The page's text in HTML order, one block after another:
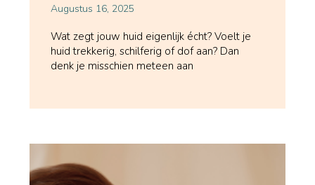
Augustus 16, 2025
Wat zegt jouw huid eigenlijk écht? Voelt je
huid trekkerig, schilferig of dof aan? Dan
denk je misschien meteen aan